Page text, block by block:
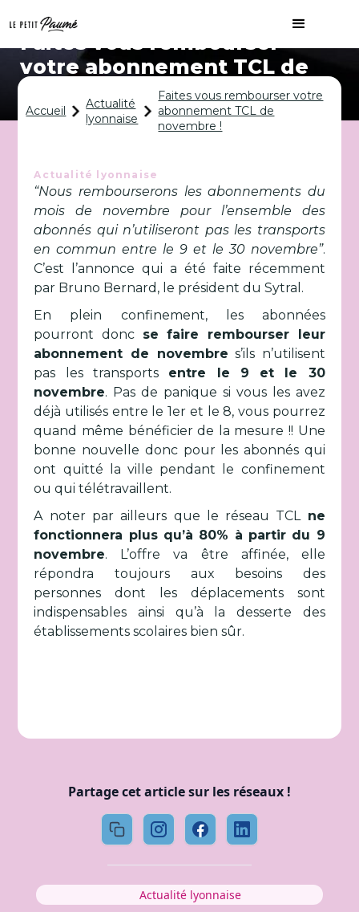
Faites vous rembourser
votre abonnement TCL de
Accueil
Actualité
lyonnaise
Faites vous rembourser votre
abonnement TCL de
novembre !
Actualité lyonnaise
“Nous rembourserons les abonnements du
mois de novembre pour l’ensemble des
abonnés qui n’utiliseront pas les transports
en commun entre le 9 et le 30 novembre”.
C’est l’annonce qui a été faite récemment
par Bruno Bernard, le président du Sytral.
En plein confinement, les abonnées
pourront donc se faire rembourser leur
abonnement de novembre s’ils n’utilisent
pas les transports entre le 9 et le 30
novembre. Pas de panique si vous les avez
déjà utilisés entre le 1er et le 8, vous pourrez
quand même bénéficier de la mesure !! Une
bonne nouvelle donc pour les abonnés qui
ont quitté la ville pendant le confinement
ou qui télétravaillent.
A noter par ailleurs que le réseau TCL ne
fonctionnera plus qu’à 80% à partir du 9
novembre. L’offre va être affinée, elle
répondra toujours aux besoins des
personnes dont les déplacements sont
indispensables ainsi qu’à la desserte des
établissements scolaires bien sûr.
Partage cet article sur les réseaux !
Actualité lyonnaise